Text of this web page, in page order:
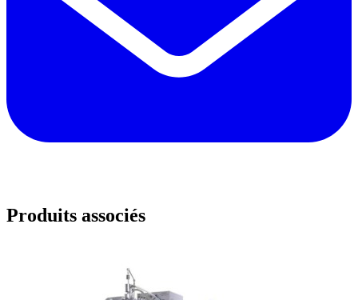
Produits associés